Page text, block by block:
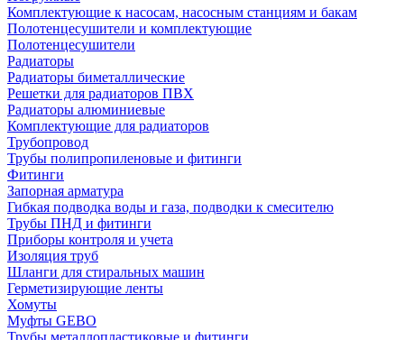
Комплектующие к насосам, насосным станциям и бакам
Полотенцесушители и комплектующие
Полотенцесушители
Радиаторы
Радиаторы биметаллические
Решетки для радиаторов ПВХ
Радиаторы алюминиевые
Комплектующие для радиаторов
Трубопровод
Трубы полипропиленовые и фитинги
Фитинги
Запорная арматура
Гибкая подводка воды и газа, подводки к смесителю
Трубы ПНД и фитинги
Приборы контроля и учета
Изоляция труб
Шланги для стиральных машин
Герметизирующие ленты
Хомуты
Муфты GEBO
Трубы металлопластиковые и фитинги